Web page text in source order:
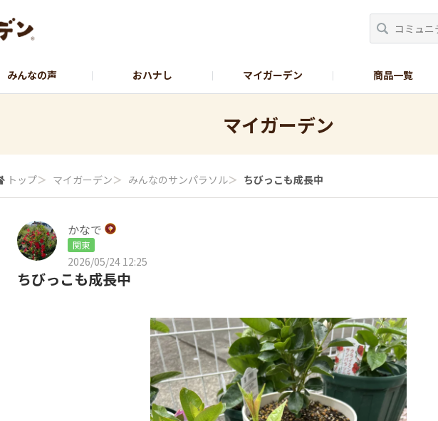
みんなの声 おハナし マイガーデン 商品一覧
マイガーデン
トップ＞ マイガーデン＞ みんなのサンパラソル＞ ちびっこも成長中
かなで
関東
2026/05/24 12:25
ちびっこも成長中